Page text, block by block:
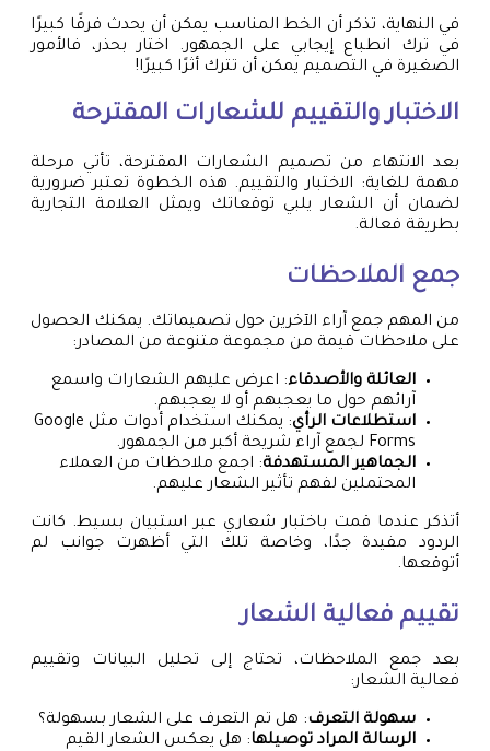
في النهاية، تذكر أن الخط المناسب يمكن أن يحدث فرقًا كبيرًا
في ترك انطباع إيجابي على الجمهور. اختار بحذر، فالأمور
الصغيرة في التصميم يمكن أن تترك أثرًا كبيرًا!
الاختبار والتقييم للشعارات المقترحة
بعد الانتهاء من تصميم الشعارات المقترحة، تأتي مرحلة
مهمة للغاية: الاختبار والتقييم. هذه الخطوة تعتبر ضرورية
لضمان أن الشعار يلبي توقعاتك ويمثل العلامة التجارية
بطريقة فعالة.
جمع الملاحظات
من المهم جمع آراء الآخرين حول تصميماتك. يمكنك الحصول
على ملاحظات قيمة من مجموعة متنوعة من المصادر:
العائلة والأصدقاء: اعرض عليهم الشعارات واسمع
آرائهم حول ما يعجبهم أو لا يعجبهم.
استطلاعات الرأي
: يمكنك استخدام أدوات مثل Google
Forms لجمع آراء شريحة أكبر من الجمهور.
الجماهير المستهدفة: اجمع ملاحظات من العملاء
المحتملين لفهم تأثير الشعار عليهم.
أتذكر عندما قمت باختبار شعاري عبر استبيان بسيط. كانت
الردود مفيدة جدًا، وخاصة تلك التي أظهرت جوانب لم
أتوقعها.
تقييم فعالية الشعار
بعد جمع الملاحظات، تحتاج إلى تحليل البيانات وتقييم
فعالية الشعار:
سهولة التعرف: هل تم التعرف على الشعار بسهولة؟
الرسالة المراد توصيلها: هل يعكس الشعار القيم